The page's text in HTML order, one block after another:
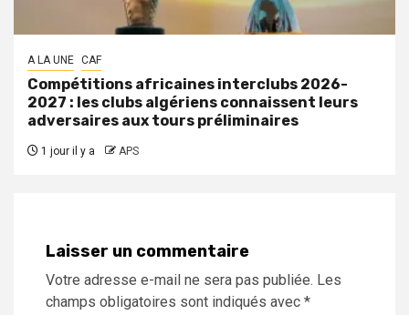
A LA UNE CAF
Compétitions africaines interclubs 2026-
2027 : les clubs algériens connaissent leurs
adversaires aux tours préliminaires
1 jour il y a APS
Laisser un commentaire
Votre adresse e-mail ne sera pas publiée. Les
champs obligatoires sont indiqués avec *